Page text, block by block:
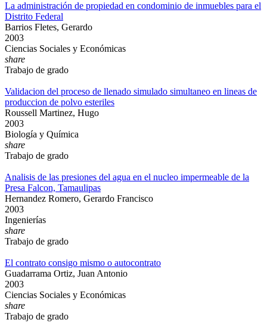
La administración de propiedad en condominio de inmuebles para el
Distrito Federal
Barrios Fletes, Gerardo
2003
Ciencias Sociales y Económicas
share
Trabajo de grado
Validacion del proceso de llenado simulado simultaneo en lineas de
produccion de polvo esteriles
Roussell Martinez, Hugo
2003
Biología y Química
share
Trabajo de grado
Analisis de las presiones del agua en el nucleo impermeable de la
Presa Falcon, Tamaulipas
Hernandez Romero, Gerardo Francisco
2003
Ingenierías
share
Trabajo de grado
El contrato consigo mismo o autocontrato
Guadarrama Ortiz, Juan Antonio
2003
Ciencias Sociales y Económicas
share
Trabajo de grado